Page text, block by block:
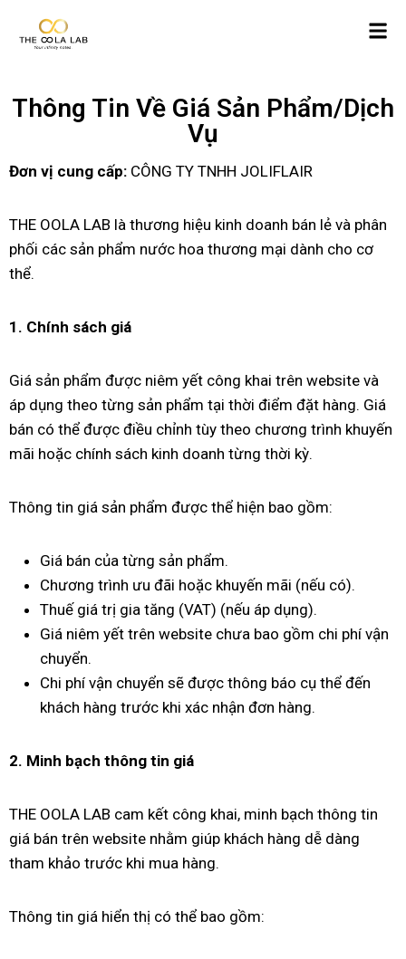
Thông Tin Về Giá Sản Phẩm/Dịch
Vụ
Đơn vị cung cấp: CÔNG TY TNHH JOLIFLAIR
THE OOLA LAB là thương hiệu kinh doanh bán lẻ và phân
phối các sản phẩm nước hoa thương mại dành cho cơ
thể.
1. Chính sách giá
Giá sản phẩm được niêm yết công khai trên website và
áp dụng theo từng sản phẩm tại thời điểm đặt hàng. Giá
bán có thể được điều chỉnh tùy theo chương trình khuyến
mãi hoặc chính sách kinh doanh từng thời kỳ.
Thông tin giá sản phẩm được thể hiện bao gồm:
Giá bán của từng sản phẩm.
Chương trình ưu đãi hoặc khuyến mãi (nếu có).
Thuế giá trị gia tăng (VAT) (nếu áp dụng).
Giá niêm yết trên website chưa bao gồm chi phí vận
chuyển.
Chi phí vận chuyển sẽ được thông báo cụ thể đến
khách hàng trước khi xác nhận đơn hàng.
2. Minh bạch thông tin giá
THE OOLA LAB cam kết công khai, minh bạch thông tin
giá bán trên website nhằm giúp khách hàng dễ dàng
tham khảo trước khi mua hàng.
Thông tin giá hiển thị có thể bao gồm: